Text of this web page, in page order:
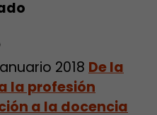
2018 De la
la profesión
a la docencia